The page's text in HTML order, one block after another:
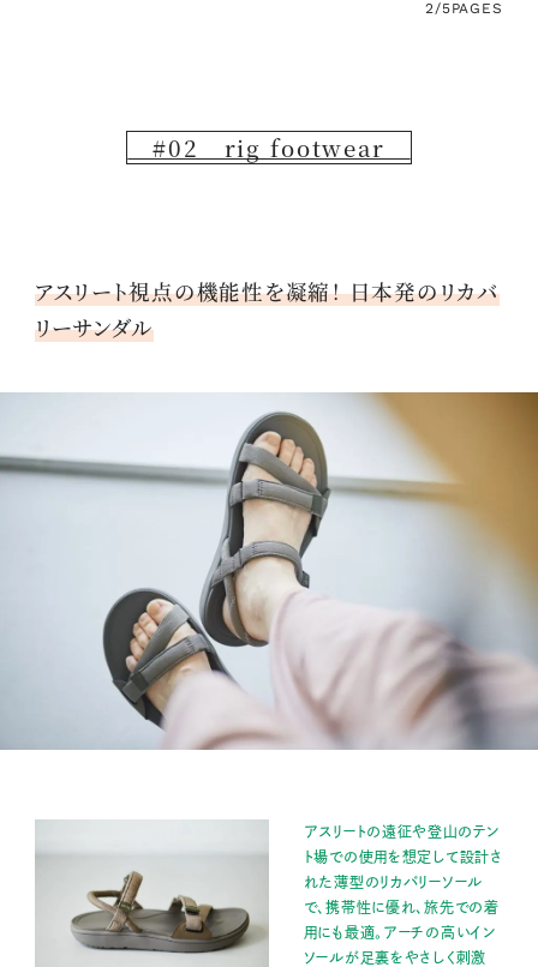
2/5PAGES
#02 rig footwear
アスリート視点の機能性を凝縮！ 日本発のリカバ
リーサンダル
アスリートの遠征や登山のテン
ト場での使用を想定して設計さ
れた薄型のリカバリーソール
で、携帯性に優れ、旅先での着
用にも最適。アーチの高いイン
ソールが足裏をやさしく刺激